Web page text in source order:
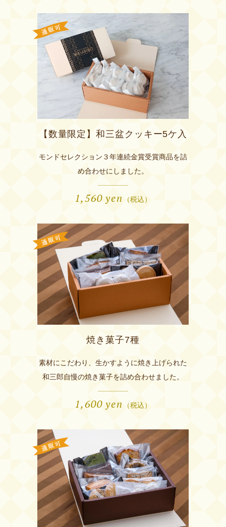
【数量限定】和三盆クッキー5ケ入
モンドセレクション３年連続金賞受賞商品を詰
め合わせにしました。
1,560 yen （税込）
焼き菓子7種
素材にこだわり、生かすように焼き上げられた
和三郎自慢の焼き菓子を詰め合わせました。
1,600 yen （税込）